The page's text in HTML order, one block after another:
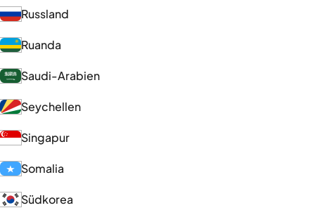
Russland
Ruanda
Saudi-Arabien
Seychellen
Singapur
Somalia
Südkorea